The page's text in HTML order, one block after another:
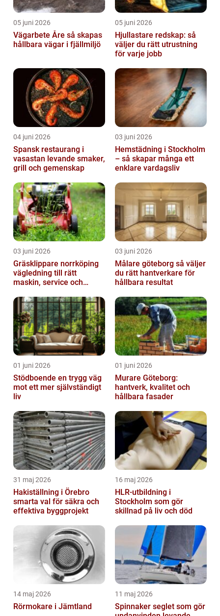
05 juni 2026
Vägarbete Åre så skapas
hållbara vägar i fjällmiljö
05 juni 2026
Hjullastare redskap: så
väljer du rätt utrustning
för varje jobb
04 juni 2026
Spansk restaurang i
vasastan levande smaker,
grill och gemenskap
03 juni 2026
Hemstädning i Stockholm
– så skapar många ett
enklare vardagsliv
03 juni 2026
Gräsklippare norrköping
vägledning till rätt
maskin, service och
03 juni 2026
Målare göteborg så väljer
du rätt hantverkare för
hållbara resultat
01 juni 2026
Stödboende en trygg väg
mot ett mer självständigt
liv
01 juni 2026
Murare Göteborg:
hantverk, kvalitet och
hållbara fasader
31 maj 2026
Hakiställning i Örebro
smarta val för säkra och
effektiva byggprojekt
16 maj 2026
HLR-utbildning i
Stockholm som gör
skillnad på liv och död
14 maj 2026
Rörmokare i Jämtland
11 maj 2026
Spinnaker seglet som gör